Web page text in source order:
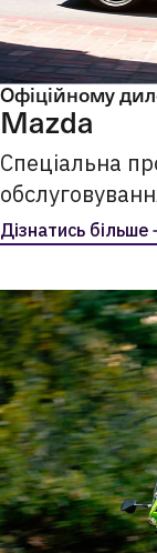
Офіційному
Mazda
Спеціальна
Дізнатись більше